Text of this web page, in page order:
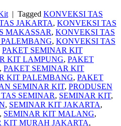
| Tagged KONVEKSI TAS
JAKARTA, KONVEKSI TAS
MAKASSAR, KONVEKSI TAS
, KONVEKSI TAS
PAKET SEMINAR KIT
KIT LAMPUNG, PAKET
, PAKET SEMINAR KIT
KIT PALEMBANG, PAKET
SEMINAR KIT, PRODUSEN
SEMINAR, SEMINAR KIT,
, SEMINAR KIT JAKARTA,
, SEMINAR KIT MALANG,
KIT MURAH JAKARTA,